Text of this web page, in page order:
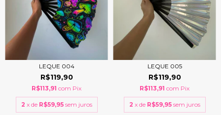
LEQUE 004
R$119,90
R$113,91 com Pix
2 x de R$59,95 sem juros
LEQUE 005
R$119,90
R$113,91 com Pix
2 x de R$59,95 sem juros